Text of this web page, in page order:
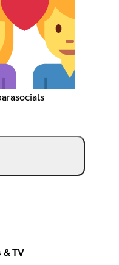
& TV